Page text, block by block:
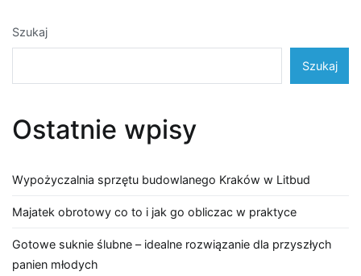
Szukaj
Szukaj
Ostatnie wpisy
Wypożyczalnia sprzętu budowlanego Kraków w Litbud
Majatek obrotowy co to i jak go obliczac w praktyce
Gotowe suknie ślubne – idealne rozwiązanie dla przyszłych
panien młodych